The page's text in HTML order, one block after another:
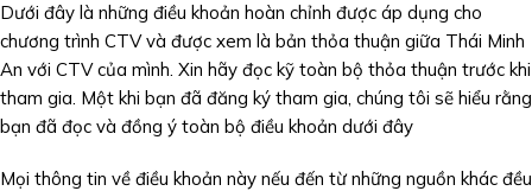
Dưới đây là những điều khoản hoàn chỉnh được áp dụng cho
chương trình CTV và được xem là bản thỏa thuận giữa Thái Minh
An với CTV của mình. Xin hãy đọc kỹ toàn bộ thỏa thuận trước khi
tham gia. Một khi bạn đã đăng ký tham gia, chúng tôi sẽ hiểu rằng
bạn đã đọc và đồng ý toàn bộ điều khoản dưới đây
Mọi thông tin về điều khoản này nếu đến từ những nguồn khác đều